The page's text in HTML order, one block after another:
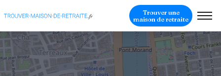
Trouver une
maison de retraite